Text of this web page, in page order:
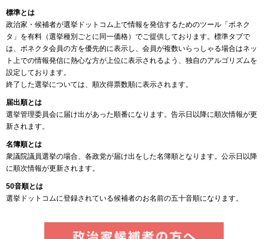
標準とは
政治家・候補者が選挙ドットコム上で情報を発信するためのツール「ボネク
タ」を有料（選挙種別ごとに同一価格）でご提供しております。標準タブで
は、ボネクタ会員の方を優先的に表示し、会員が複数いらっしゃる場合はネッ
ト上での情報発信に熱心な方が上位に表示されるよう、独自のアルゴリズムを
設定しております。
終了した選挙については、順次得票数順に表示されます。
届出順とは
選挙管理委員会に届け出があった順番になります。告示日以降に順次情報が更
新されます。
名簿順とは
衆議院議員選挙の場合、各政党が届け出をした名簿順となります。公示日以降
に順次情報が更新されます。
50音順とは
選挙ドットコムに登録されている候補者のお名前の五十音順になります。